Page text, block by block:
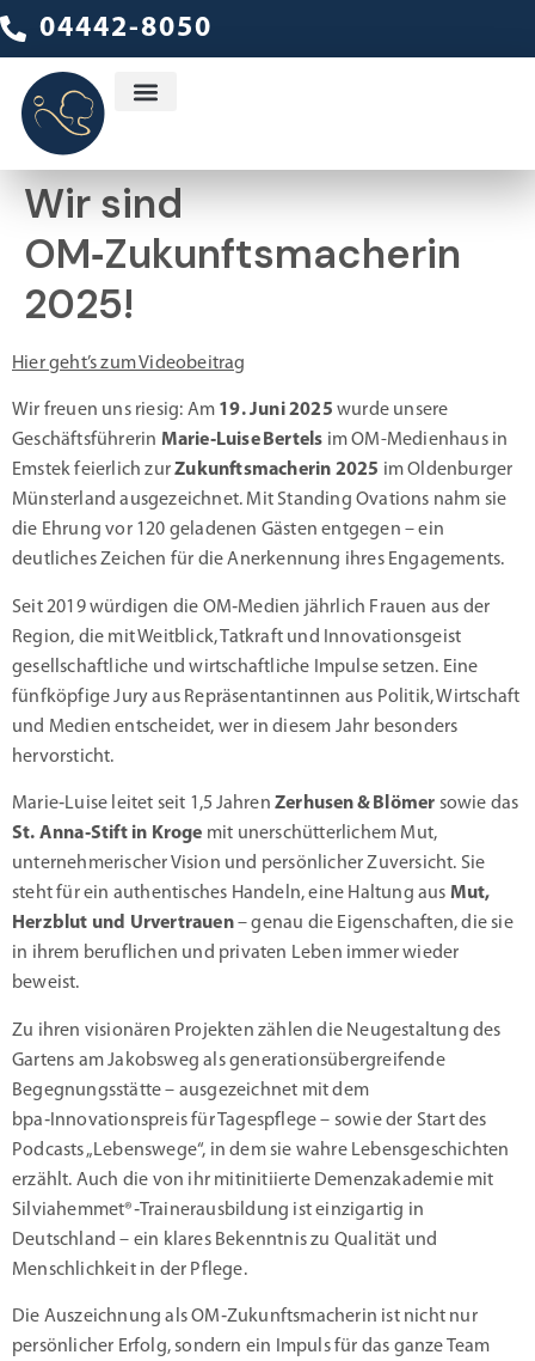
04442-8050
Wir sind
OM‑Zukunftsmacherin
2025!
Hier geht’s zum Videobeitrag
Wir freuen uns riesig: Am 19. Juni 2025 wurde unsere
Geschäftsführerin Marie‑Luise Bertels im OM-Medienhaus in
Emstek feierlich zurZukunftsmacherin 2025 im Oldenburger
Münsterland ausgezeichnet. Mit Standing Ovations nahm sie
die Ehrung vor 120 geladenen Gästen entgegen – ein
deutliches Zeichen für die Anerkennung ihres Engagements.
Seit 2019 würdigen die OM‑Medien jährlich Frauen aus der
Region, die mit Weitblick, Tatkraft und Innovationsgeist
gesellschaftliche und wirtschaftliche Impulse setzen. Eine
fünfköpfige Jury aus Repräsentantinnen aus Politik, Wirtschaft
und Medien entscheidet, wer in diesem Jahr besonders
hervorsticht.
Marie‑Luise leitet seit 1,5 Jahren Zerhusen & Blömer sowie das
St. Anna‑Stift in Kroge mit unerschütterlichem Mut,
unternehmerischer Vision und persönlicher Zuversicht. Sie
steht für ein authentisches Handeln, eine Haltung aus Mut,
Herzblut und Urvertrauen– genau die Eigenschaften, die sie
in ihrem beruflichen und privaten Leben immer wieder
beweist.
Zu ihren visionären Projekten zählen die Neugestaltung des
Gartens am Jakobsweg als generationsübergreifende
Begegnungsstätte – ausgezeichnet mit dem
bpa‑Innovationspreis für Tagespflege – sowie der Start des
Podcasts „Lebenswege“, in dem sie wahre Lebensgeschichten
erzählt. Auch die von ihr mitinitiierte Demenzakademie mit
Silviahemmet®‑Trainerausbildung ist einzigartig in
Deutschland – ein klares Bekenntnis zu Qualität und
Menschlichkeit in der Pflege.
Die Auszeichnung als OM‑Zukunftsmacherin ist nicht nur
persönlicher Erfolg, sondern ein Impuls für das ganze Team